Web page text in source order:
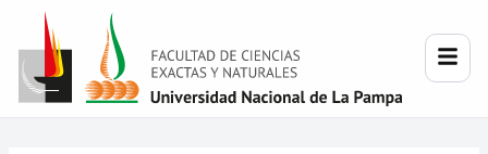
contenido
navigation